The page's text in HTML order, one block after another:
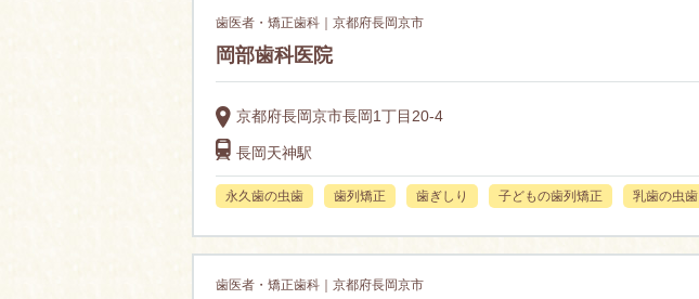
歯医者・矯正歯科｜京都府長岡京市
岡部歯科医院
京都府長岡京市長岡1丁目20-4
長岡天神駅
永久歯の虫歯 歯列矯正 歯ぎしり 子どもの歯列矯正 乳歯の虫歯
歯医者・矯正歯科｜京都府長岡京市